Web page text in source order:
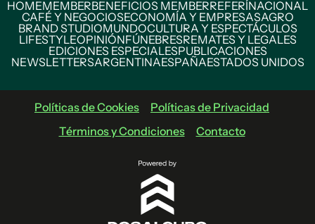
HOMEMEMBERBENEFICIOS MEMBERREFERÍNACIONAL
CAFÉ Y NEGOCIOSECONOMÍA Y EMPRESASAGRO
BRAND STUDIOMUNDOCULTURA Y ESPECTÁCULOS
LIFESTYLEOPINIÓNFÚNEBRESREMATES Y LEGALES
EDICIONES ESPECIALESPUBLICACIONES
NEWSLETTERSARGENTINAESPAÑAESTADOS UNIDOS
Políticas de Cookies
Políticas de Privacidad
Términos y Condiciones
Contacto